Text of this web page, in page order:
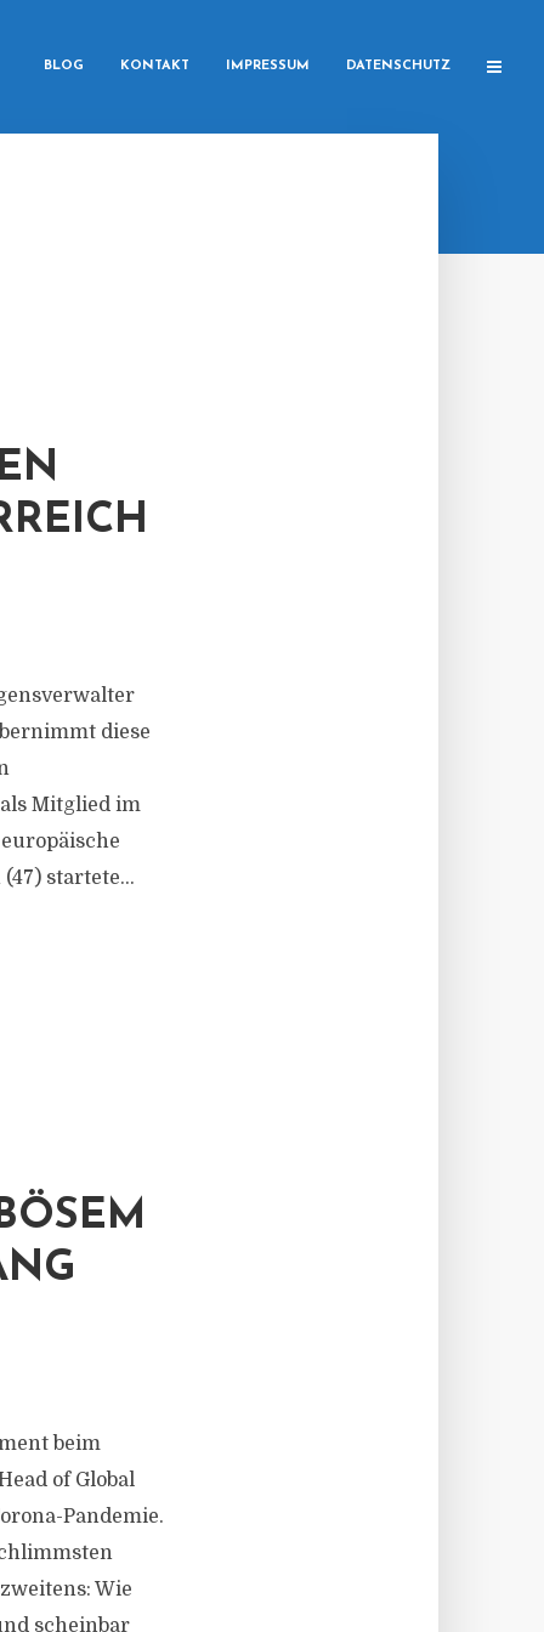
BLOG KONTAKT IMPRESSUM DATENSCHUTZ
diese
Mitglied im
startete...
beim
of Global
Pandemie.
Wie
scheinbar